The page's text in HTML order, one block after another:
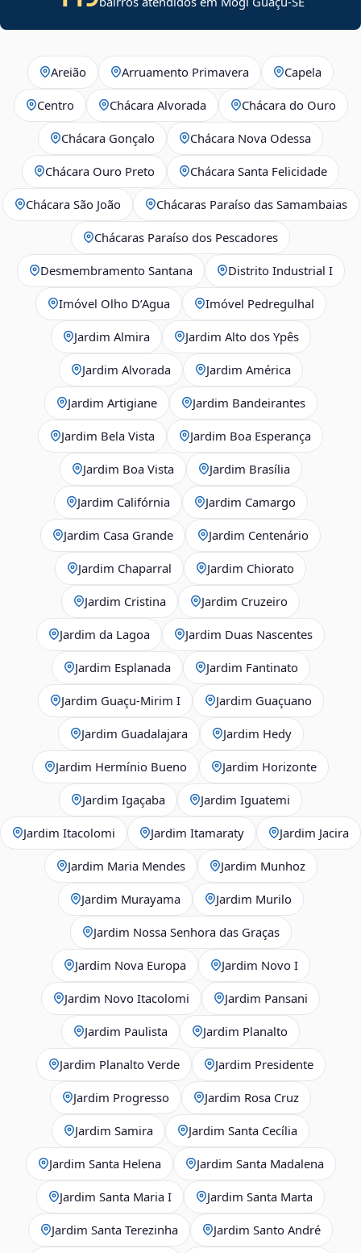
Areião Arruamento Primavera Capela
Centro Chácara Alvorada Chácara do Ouro
Chácara Gonçalo Chácara Nova Odessa
Chácara Ouro Preto Chácara Santa Felicidade
Chácara São João Chácaras Paraíso das Samambaias
Chácaras Paraíso dos Pescadores
Desmembramento Santana Distrito Industrial I
Imóvel Olho D’Agua Imóvel Pedregulhal
Jardim Almira Jardim Alto dos Ypês
Jardim Alvorada Jardim América
Jardim Artigiane Jardim Bandeirantes
Jardim Bela Vista Jardim Boa Esperança
Jardim Boa Vista Jardim Brasília
Jardim Califórnia Jardim Camargo
Jardim Casa Grande Jardim Centenário
Jardim Chaparral Jardim Chiorato
Jardim Cristina Jardim Cruzeiro
Jardim da Lagoa Jardim Duas Nascentes
Jardim Esplanada Jardim Fantinato
Jardim Guaçu‑Mirim I Jardim Guaçuano
Jardim Guadalajara Jardim Hedy
Jardim Hermínio Bueno Jardim Horizonte
Jardim Igaçaba Jardim Iguatemi
Jardim Itacolomi Jardim Itamaraty Jardim Jacira
Jardim Maria Mendes Jardim Munhoz
Jardim Murayama Jardim Murilo
Jardim Nossa Senhora das Graças
Jardim Nova Europa Jardim Novo I
Jardim Novo Itacolomi Jardim Pansani
Jardim Paulista Jardim Planalto
Jardim Planalto Verde Jardim Presidente
Jardim Progresso Jardim Rosa Cruz
Jardim Samira Jardim Santa Cecília
Jardim Santa Helena Jardim Santa Madalena
Jardim Santa Maria I Jardim Santa Marta
Jardim Santa Terezinha Jardim Santo André